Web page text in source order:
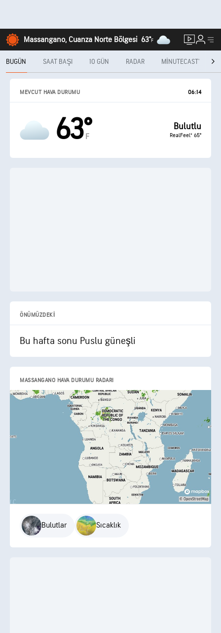
Massangano, Cuanza Norte Bölgesi 63°F
BUGÜN SAAT BAŞI 10 GÜN RADAR MINUTECAST®
MEVCUT HAVA DURUMU 06:14
63°
F
Bulutlu
RealFeel® 65°
ÖNÜMÜZDEKI
Bu hafta sonu Puslu güneşli
MASSANGANO HAVA DURUMU RADARI
Bulutlar Sıcaklık